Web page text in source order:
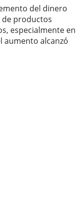
del dinero
productos
especialmente en
aumento alcanzó